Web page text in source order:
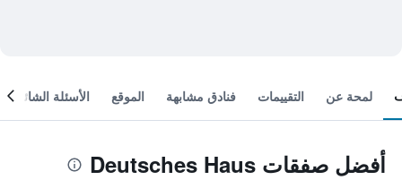
لمحة عن التقييمات فنادق مشابهة الموقع الأسئلة الشائعة
أفضل صفقات Deutsches Haus